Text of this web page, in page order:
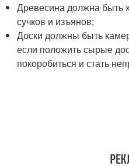
Древесина должна быть
сучков и изъянов;
Доски должны быть
если положить сырые
покоробиться и стать